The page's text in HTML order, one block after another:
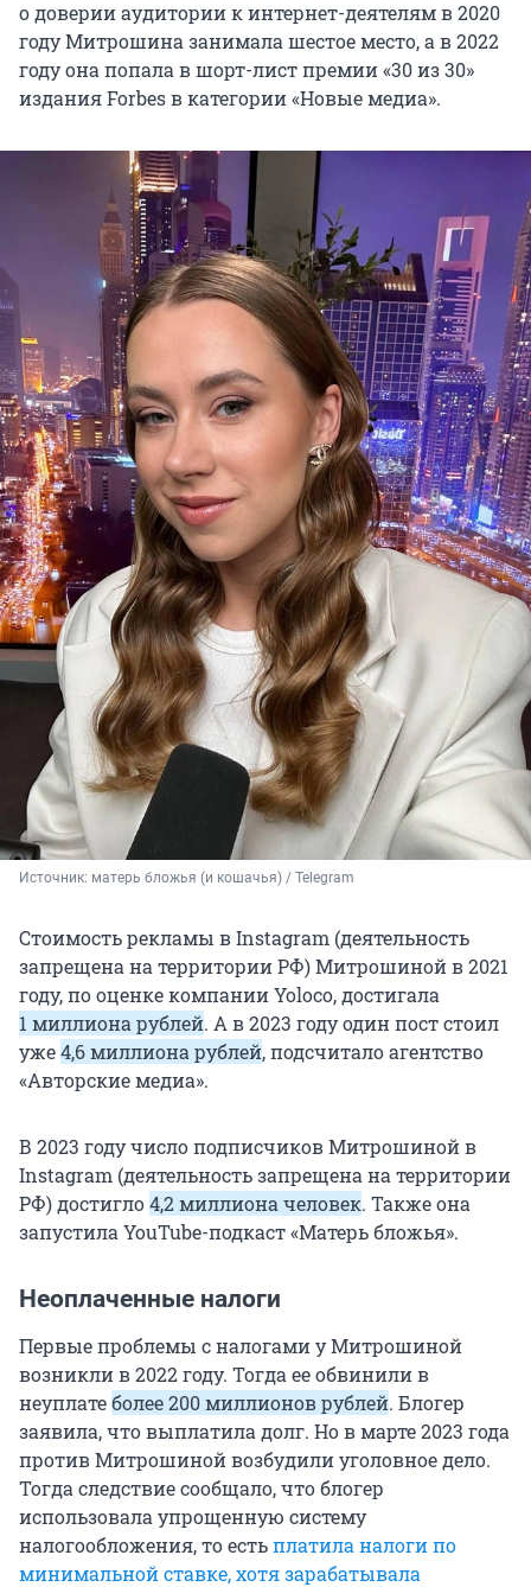
о доверии аудитории к интернет-деятелям в 2020
году Митрошина занимала шестое место, а в 2022
году она попала в шорт-лист премии «30 из 30»
издания Forbes в категории «Новые медиа».
Источник: матерь бложья (и кошачья) / Telegram
Стоимость рекламы в Instagram (деятельность
запрещена на территории РФ) Митрошиной в 2021
году, по оценке компании Yoloco, достигала
1 миллиона рублей. А в 2023 году один пост стоил
уже4,6 миллиона рублей, подсчитало агентство
«Авторские медиа».
В 2023 году число подписчиков Митрошиной в
Instagram (деятельность запрещена на территории
РФ) достигло4,2 миллиона человек. Также она
запустила YouTube-подкаст «Матерь бложья».
Неоплаченные налоги
Первые проблемы с налогами у Митрошиной
возникли в 2022 году. Тогда ее обвинили в
неуплатеболее200 миллионоврублей. Блогер
заявила, что выплатила долг. Но в марте 2023 года
против Митрошиной возбудили уголовное дело.
Тогда следствие сообщало, что блогер
использовала упрощенную систему
налогообложения, то естьплатила налоги по
минимальной ставке, хотя зарабатывала